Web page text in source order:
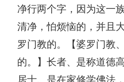
净行两个字，因为这一
清净，怕烦恼的，并且
罗门教的。【婆罗门教
的。】长者、是称道德
居士、是在家修学佛法